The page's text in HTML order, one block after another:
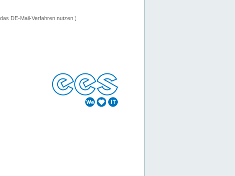
DE-Mail-Verfahren nutzen.)